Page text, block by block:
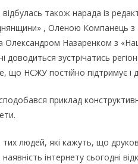
відбулась також нарада із
, Оленою Компанець з
Олександром Назаренком з
доводиться зустрічатись
що НСЖУ постійно підтримує і
приклад
людей, які кажуть, що
інтернету сьогодні